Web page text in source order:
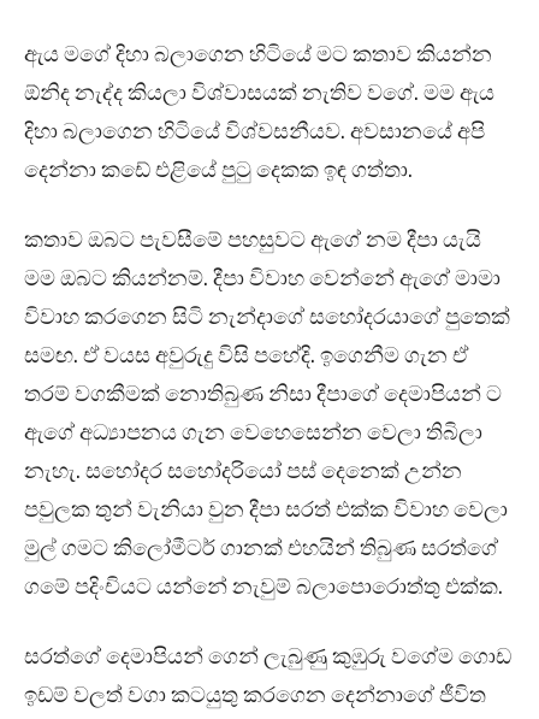
ඇය මගේ දිහා බලාගෙන හිටියේ මට කතාව කියන්න
ඕනිද නැද්ද කියලා විශ්වාසයක් නැතිව වගේ. මම ඇය
දිහා බලාගෙන හිටියේ විශ්වසනීයව. අවසානයේ අපි
දෙන්නා කඩේ එළියේ පුටු දෙකක ඉඳ ගත්තා.
කතාව ඔබට පැවසීමේ පහසුවට ඇගේ නම දීපා යැයි
මම ඔබට කියන්නම්. දීපා විවාහ වෙන්නේ ඇගේ මාමා
විවාහ කරගෙන සිටි නැන්දාගේ සහෝදරයාගේ පුතෙක්
සමඟ. ඒ වයස අවුරුදු විසි පහේදි. ඉගෙනීම ගැන ඒ
තරම් වගකීමක් නොතිබුණ නිසා දීපාගේ දෙමාපියන් ට
ඇගේ අධ්‍යාපනය ගැන වෙහෙසෙන්න වෙලා තිබිලා
නැහැ. සහෝදර සහෝදරියෝ පස් දෙනෙක් උන්න
පවුලක තුන් වැනියා වුන දීපා සරත් එක්ක විවාහ වෙලා
මුල් ගමට කිලෝමීටර් ගානක් එහයින් තිබුණ සරත්ගේ
ගමේ පදිංචියට යන්නේ නැවුම් බලාපොරොත්තු එක්ක.
සරත්ගේ දෙමාපියන් ගෙන් ලැබුණු කුඹුරු වගේම ගොඩ
ඉඩම් වලත් වගා කටයුතු කරගෙන දෙන්නාගේ ජීවිත